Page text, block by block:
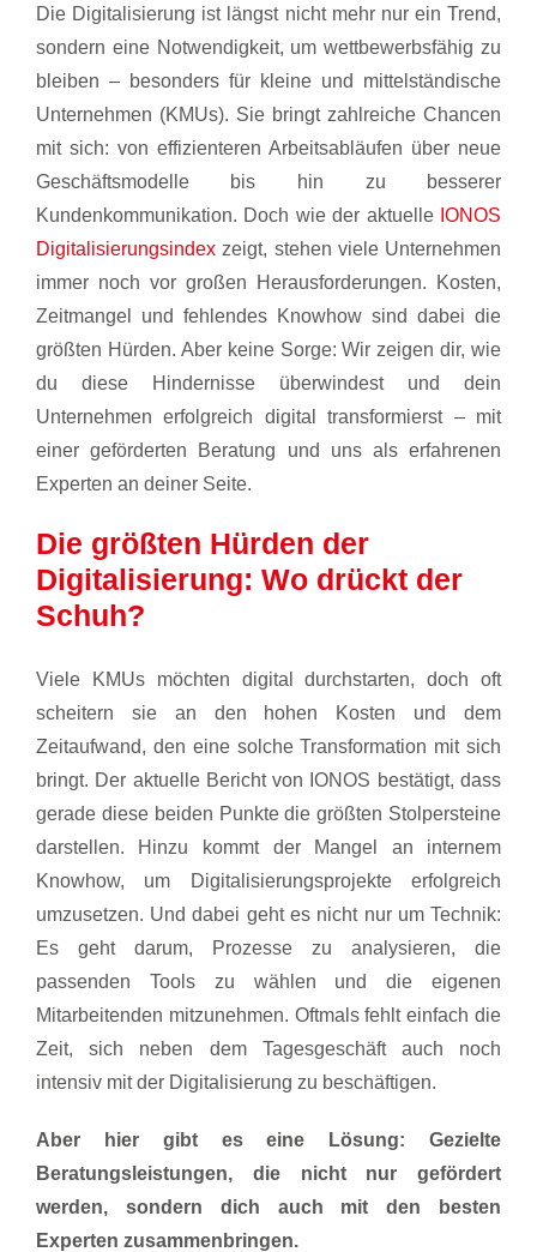
Die Digitalisierung ist längst nicht mehr nur ein Trend,
sondern eine Notwendigkeit, um wettbewerbsfähig zu
bleiben – besonders für kleine und mittelständische
Unternehmen (KMUs). Sie bringt zahlreiche Chancen
mit sich: von effizienteren Arbeitsabläufen über neue
Geschäftsmodelle bis hin zu besserer
Kundenkommunikation. Doch wie der aktuelle IONOS
Digitalisierungsindexzeigt, stehen viele Unternehmen
immer noch vor großen Herausforderungen. Kosten,
Zeitmangel und fehlendes Knowhow sind dabei die
größten Hürden. Aber keine Sorge: Wir zeigen dir, wie
du diese Hindernisse überwindest und dein
Unternehmen erfolgreich digital transformierst – mit
einer geförderten Beratung und uns als erfahrenen
Experten an deiner Seite.
Die größten Hürden der
Digitalisierung: Wo drückt der
Schuh?
Viele KMUs möchten digital durchstarten, doch oft
scheitern sie an den hohen Kosten und dem
Zeitaufwand, den eine solche Transformation mit sich
bringt. Der aktuelle Bericht von IONOS bestätigt, dass
gerade diese beiden Punkte die größten Stolpersteine
darstellen. Hinzu kommt der Mangel an internem
Knowhow, um Digitalisierungsprojekte erfolgreich
umzusetzen. Und dabei geht es nicht nur um Technik:
Es geht darum, Prozesse zu analysieren, die
passenden Tools zu wählen und die eigenen
Mitarbeitenden mitzunehmen. Oftmals fehlt einfach die
Zeit, sich neben dem Tagesgeschäft auch noch
intensiv mit der Digitalisierung zu beschäftigen.
Aber hier gibt es eine Lösung: Gezielte
Beratungsleistungen, die nicht nur gefördert
werden, sondern dich auch mit den besten
Experten zusammenbringen.